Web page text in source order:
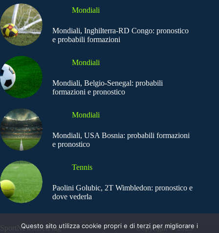
Mondiali
Mondiali, Inghilterra-RD Congo: pronostico
e probabili formazioni
Mondiali
Mondiali, Belgio-Senegal: probabili
formazioni e pronostico
Mondiali
Mondiali, USA Bosnia: probabili formazioni
e pronostico
Tennis
Paolini Golubic, 2T Wimbledon: pronostico e
dove vederla
SportNews.BetFlag -
Copyright © 2025
Questo sito utilizza cookie propri e di terzi per migliorare i